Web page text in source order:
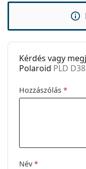
Tok:
Tisztítókendő:
Egyéb
Kategória:
Kérdés vagy
Polaroid PLD
Hozzászólás *
Név *